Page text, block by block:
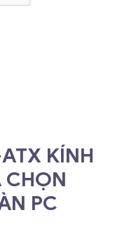
KÍNH
CHỌN
PC